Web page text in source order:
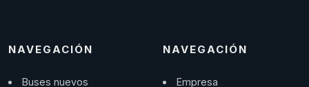
NAVEGACIÓN
Buses nuevos
NAVEGACIÓN
Empresa